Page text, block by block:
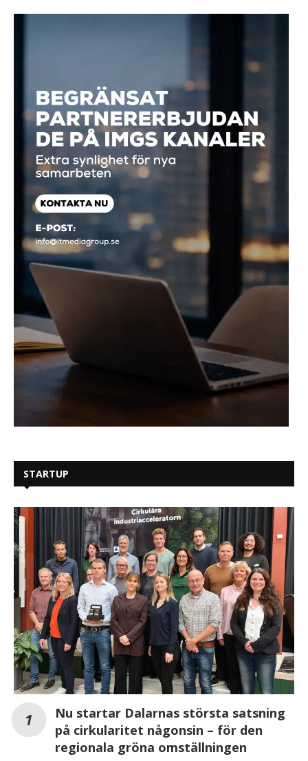
STARTUP
Nu startar Dalarnas största satsning
på cirkularitet någonsin – för den
regionala gröna omställningen